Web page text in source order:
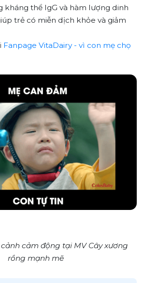
kháng thể IgG và hàm lượng dinh
trẻ có miễn dịch khỏe và giảm
Fanpage VitaDairy - vì con mẹ chọ
cảm động tại MV Cây xương
rồng mạnh mẽ